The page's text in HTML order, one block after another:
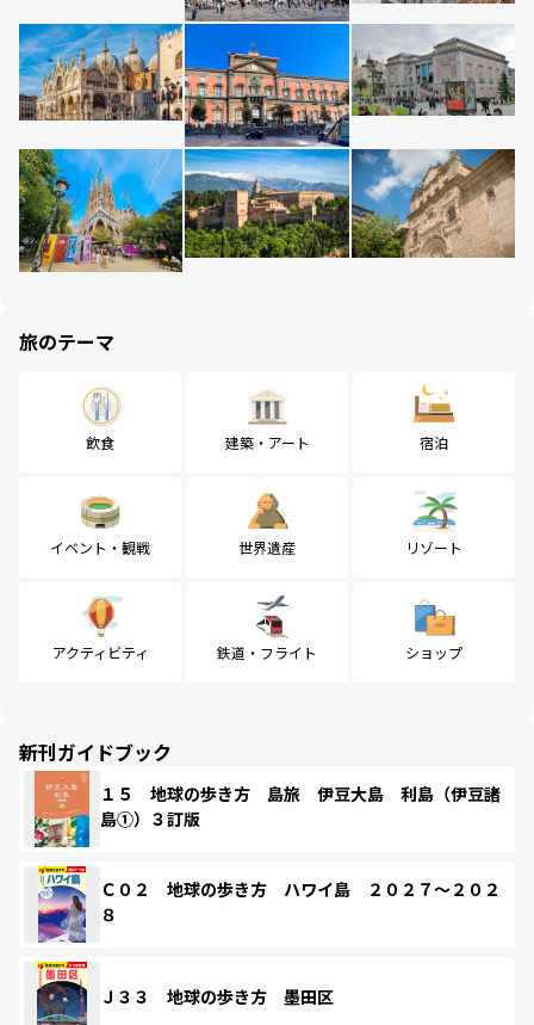
旅のテーマ
飲食 建築・アート 宿泊
イベント・観戦 世界遺産 リゾート
アクティビティ 鉄道・フライト ショップ
新刊ガイドブック
１５ 地球の歩き方 島旅 伊豆大島 利島（伊豆諸
島①）３訂版
Ｃ０２ 地球の歩き方 ハワイ島 ２０２７～２０２
８
Ｊ３３ 地球の歩き方 墨田区